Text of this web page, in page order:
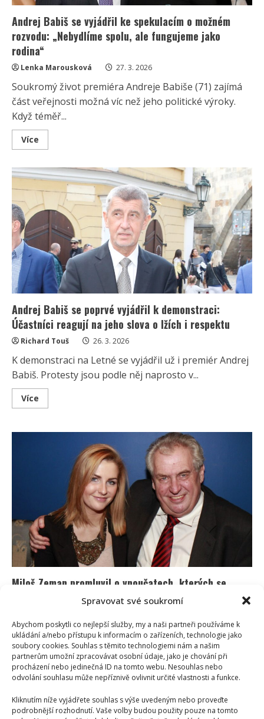
Spravovat své soukromí
Abychom poskytli co nejlepší služby, my a naši partneři používáme k
ukládání a/nebo přístupu k informacím o zařízeních, technologie jako
soubory cookies. Souhlas s těmito technologiemi nám a našim
partnerům umožní zpracovávat osobní údaje, jako je chování při
procházení nebo jedinečná ID na tomto webu. Nesouhlas nebo
odvolání souhlasu může nepříznivě ovlivnit určité vlastnosti a funkce.
Kliknutím níže vyjádřete souhlas s výše uvedeným nebo proveďte
podrobnější rozhodnutí. Vaše volby budou použity pouze na tomto
může
být
pyšný
Andrej Babiš se vyjádřil ke spekulacím o možném
rozvodu: „Nebydlíme spolu, ale fungujeme jako
rodina“
Lenka Marousková 27. 3. 2026
Soukromý život premiéra Andreje Babiše (71) zajímá
část veřejnosti možná víc než jeho politické výroky.
Když téměř...
Více
more
Babiš
se
vyjádřil
ke
spekulacím
o
možném
rozvodu:
„Nebydlíme
spolu,
ale
fungujeme
jako
rodina“
Andrej Babiš se poprvé vyjádřil k demonstraci:
Účastníci reagují na jeho slova o lžích i respektu
Richard Touš 26. 3. 2026
K demonstraci na Letné se vyjádřil už i premiér Andrej
Babiš. Protesty jsou podle něj naprosto v...
Více
more
Babiš
demonstraci:
Účastníci
reagují
slova
o
lžích
i
respektu
Miloš Zeman promluvil o vnoučatech, kterých se
zatím nedočkal: „Rozmazloval bych je,“ tvrdí
Miloš Zeman se zatím vnoučat nedočkal. Naději má
ještě u mladší dcery Kateřiny. Ta se však soustředí...
VíceRead
more
Miloš
Zeman
promluvil